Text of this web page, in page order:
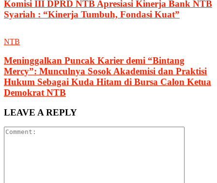
Komisi III DPRD NTB Apresiasi Kinerja Bank NTB
Syariah : “Kinerja Tumbuh, Fondasi Kuat”
NTB
Meninggalkan Puncak Karier demi “Bintang
Mercy”: Munculnya Sosok Akademisi dan Praktisi
Hukum Sebagai Kuda Hitam di Bursa Calon Ketua
Demokrat NTB
LEAVE A REPLY